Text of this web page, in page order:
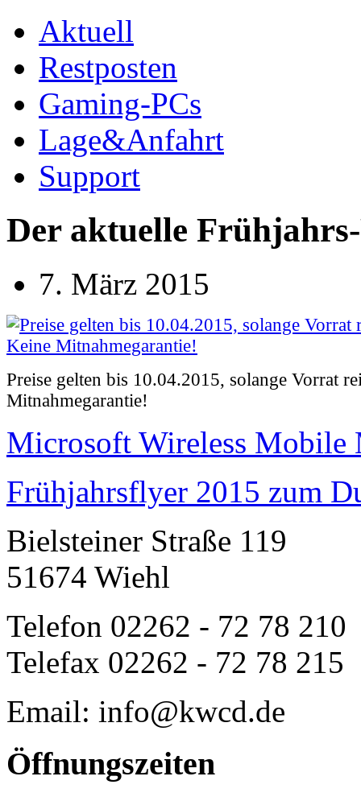
Aktuell
Restposten
Gaming-PCs
Lage&Anfahrt
Support
Der aktuelle
7. März 2015
Preise gelten bis 10.04.2015, solange Vorrat
Mitnahmegarantie!
Microsoft Wireless Mobile
Frühjahrsflyer 2015 zum
Bielsteiner Straße 119
51674 Wiehl
Telefon 02262 - 72 78 210
Telefax 02262 - 72 78 215
Email: info@kwcd.de
Öffnungszeiten